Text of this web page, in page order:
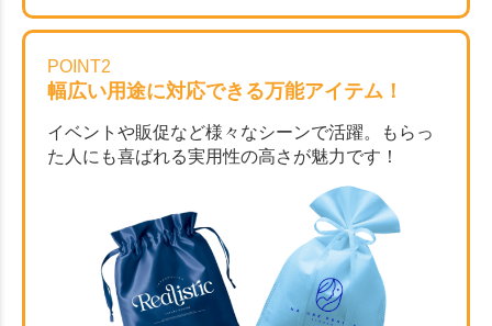
POINT2
幅広い用途に対応できる万能アイテム！
イベントや販促など様々なシーンで活躍。もらっ
た人にも喜ばれる実用性の高さが魅力です！